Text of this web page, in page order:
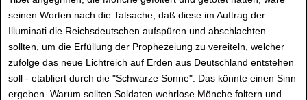
seinen Worten nach die Tatsache, daß diese im Auftrag der
Illuminati die Reichsdeutschen aufspüren und abschlachten
sollten, um die Erfüllung der Prophezeiung zu vereiteln, welcher
zufolge das neue Lichtreich auf Erden aus Deutschland entstehen
soll - etabliert durch die "Schwarze Sonne". Das könnte einen Sinn
ergeben. Warum sollten Soldaten wehrlose Mönche foltern und